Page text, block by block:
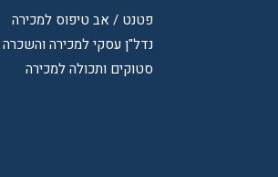
פטנט / אב טיפוס למכירה
נדל"ן עסקי למכירה והשכרה
סטוקים ותכולה למכירה